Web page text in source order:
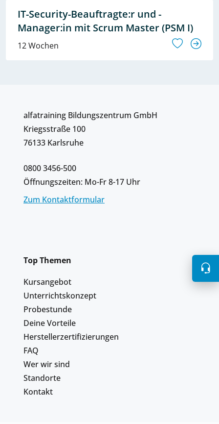
IT-Security-Beauftragte:r und -
Manager:in mit Scrum Master (PSM I)
12 Wochen
alfatraining Bildungszentrum GmbH
Kriegsstraße 100
76133 Karlsruhe
0800 3456-500
Öffnungszeiten: Mo-Fr 8-17 Uhr
Zum Kontaktformular
Top Themen
Kursangebot
Unterrichtskonzept
Probestunde
Deine Vorteile
Herstellerzertifizierungen
FAQ
Wer wir sind
Standorte
Kontakt